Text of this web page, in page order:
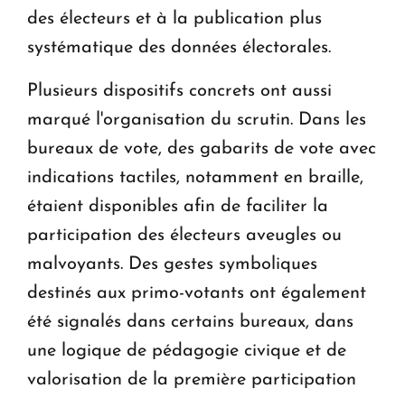
des électeurs et à la publication plus
systématique des données électorales.
Plusieurs dispositifs concrets ont aussi
marqué l'organisation du scrutin. Dans les
bureaux de vote, des gabarits de vote avec
indications tactiles, notamment en braille,
étaient disponibles afin de faciliter la
participation des électeurs aveugles ou
malvoyants. Des gestes symboliques
destinés aux primo-votants ont également
été signalés dans certains bureaux, dans
une logique de pédagogie civique et de
valorisation de la première participation